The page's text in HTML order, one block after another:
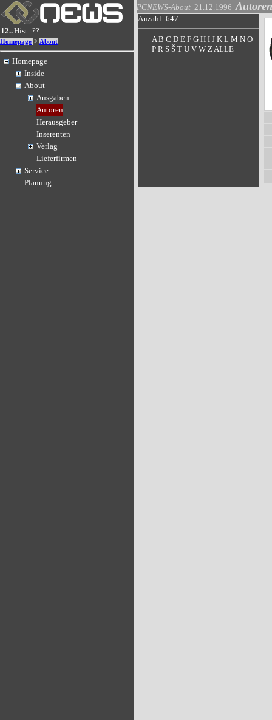
12..Hist..??..
Homepage > About
Homepage
Inside
About
Ausgaben
Autoren
Herausgeber
Inserenten
Verlag
Lieferfirmen
Service
Planung
PCNEWS-About 21.12.1996 Autoren
Anzahl: 647
A B C D E F G H I J K L M N O
P R S Š T U V W ZALLE